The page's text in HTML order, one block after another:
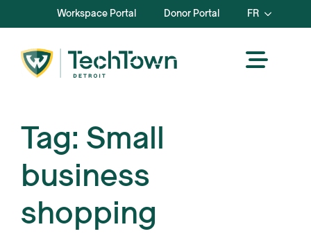
Workspace Portal Donor Portal FR
Tag: Small
business
shopping